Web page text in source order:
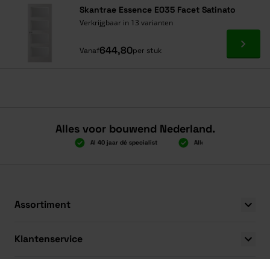
Skantrae Essence E035 Facet Satinato
Verkrijgbaar in 13 varianten
Vanaf644,80per stuk Ga
Alles voor bouwend Nederland.
Al 40 jaar dé specialist
Alles onder één dak
Assortiment
Klantenservice